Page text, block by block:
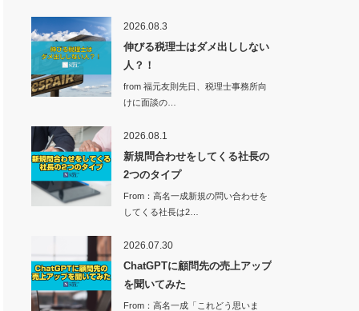
2026.08.3
伸びる税理士はダメ出ししない
人？！
from 福元友則先日、税理士事務所向
けに面談の…
2026.08.1
新規問合わせをしてくる社長の
2つのタイプ
From：高名一成新規の問い合わせを
してくる社長は2…
2026.07.30
ChatGPTに顧問先の売上アップ
を聞いてみた
From：高名一成「これどう思いま